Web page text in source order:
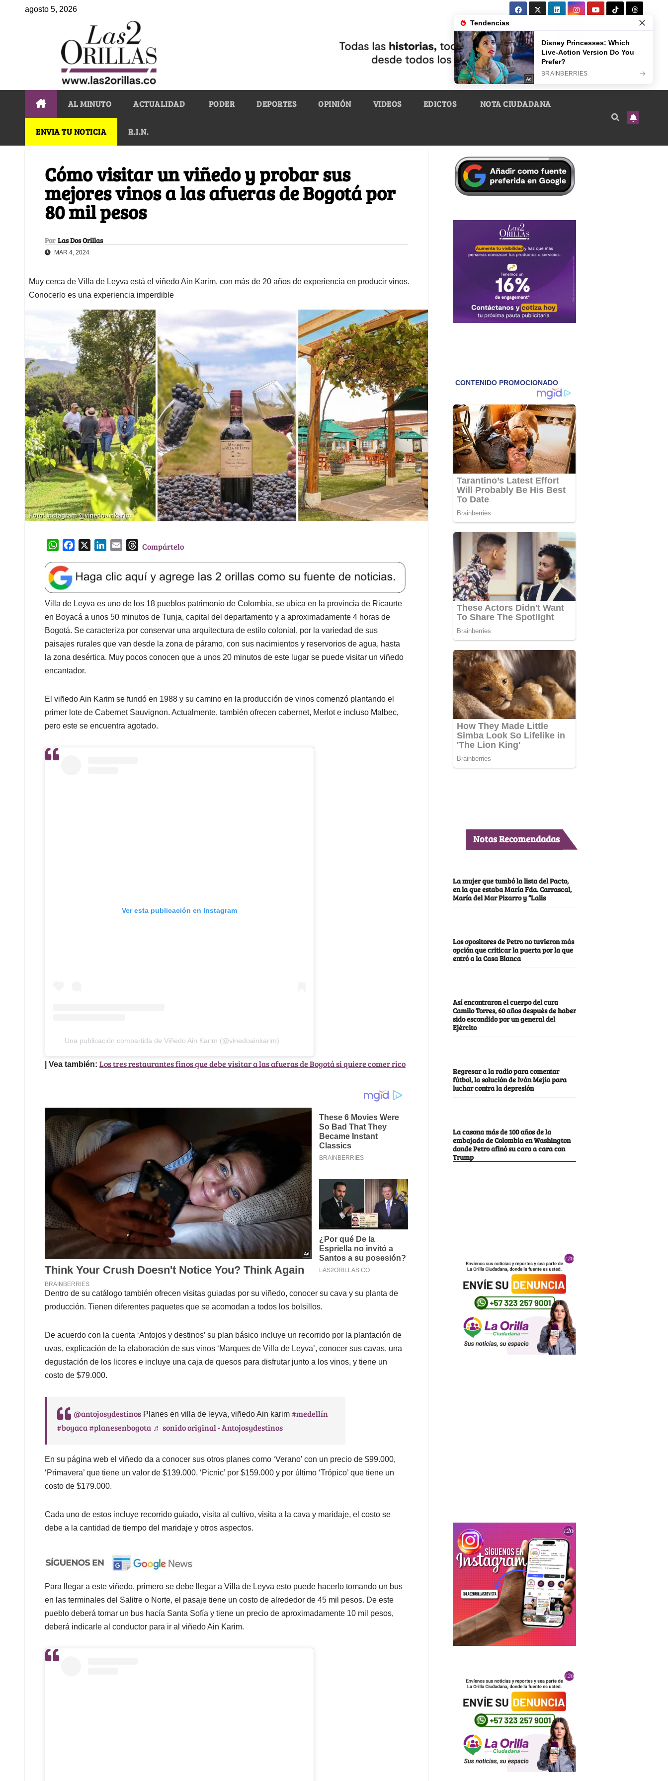
agosto 5, 2026
AL MINUTO ACTUALIDAD PODER DEPORTES OPINIÓN VIDEOS EDICTOS NOTA CIUDADANA
ENVIA TU NOTICIA R.I.N.
Cómo visitar un viñedo y probar sus
mejores vinos a las afueras de Bogotá por
80 mil pesos
Por Las Dos Orillas
MAR 4, 2024
Muy cerca de Villa de Leyva está el viñedo Ain Karim, con más de 20 años de experiencia en producir vinos.
Conocerlo es una experiencia imperdible
W
a
t
s
A
p
p
e
b
o
o
k
k
e
d
I
n
l
T
e
a
d
s
Compártelo
Villa de Leyva es uno de los 18 pueblos patrimonio de Colombia, se ubica en la provincia de Ricaurte
en Boyacá a unos 50 minutos de Tunja, capital del departamento y a aproximadamente 4 horas de
Bogotá. Se caracteriza por conservar una arquitectura de estilo colonial, por la variedad de sus
paisajes rurales que van desde la zona de páramo, con sus nacimientos y reservorios de agua, hasta
la zona desértica. Muy pocos conocen que a unos 20 minutos de este lugar se puede visitar un viñedo
encantador.
El viñedo Ain Karim se fundó en 1988 y su camino en la producción de vinos comenzó plantando el
primer lote de Cabernet Sauvignon. Actualmente, también ofrecen cabernet, Merlot e incluso Malbec,
pero este se encuentra agotado.
Ver esta publicación en Instagram
Una publicación compartida de Viñedo Ain Karim (@vinedoainkarim)
| Vea también: Los tres restaurantes finos que debe visitar a las afueras de Bogotá si quiere comer rico
Dentro de su catálogo también ofrecen visitas guiadas por su viñedo, conocer su cava y su planta de
producción. Tienen diferentes paquetes que se acomodan a todos los bolsillos.
De acuerdo con la cuenta ‘Antojos y destinos’ su plan básico incluye un recorrido por la plantación de
uvas, explicación de la elaboración de sus vinos ‘Marques de Villa de Leyva’, conocer sus cavas, una
degustación de los licores e incluye una caja de quesos para disfrutar junto a los vinos, y tiene un
costo de $79.000.
@antojosydestinos Planes en villa de leyva, viñedo Ain karim #medellín
#boyaca#planesenbogota ♬ sonido original - Antojosydestinos
En su página web el viñedo da a conocer sus otros planes como ‘Verano’ con un precio de $99.000,
‘Primavera’ que tiene un valor de $139.000, ‘Picnic’ por $159.000 y por último ‘Trópico’ que tiene un
costo de $179.000.
Cada uno de estos incluye recorrido guiado, visita al cultivo, visita a la cava y maridaje, el costo se
debe a la cantidad de tiempo del maridaje y otros aspectos.
Para llegar a este viñedo, primero se debe llegar a Villa de Leyva esto puede hacerlo tomando un bus
en las terminales del Salitre o Norte, el pasaje tiene un costo de alrededor de 45 mil pesos. De este
pueblo deberá tomar un bus hacía Santa Sofía y tiene un precio de aproximadamente 10 mil pesos,
deberá indicarle al conductor para ir al viñedo Ain Karim.
Notas Recomendadas
La mujer que tumbó la lista del Pacto,
en la que estaba María Fda. Carrascal,
María del Mar Pizarro y “Lalis
Los opositores de Petro no tuvieron más
opción que criticar la puerta por la que
entró a la Casa Blanca
Así encontraron el cuerpo del cura
Camilo Torres, 60 años después de haber
sido escondido por un general del
Ejército
Regresar a la radio para comentar
fútbol, la solución de Iván Mejía para
luchar contra la depresión
La casona más de 100 años de la
embajada de Colombia en Washington
donde Petro afinó su cara a cara con
Trump